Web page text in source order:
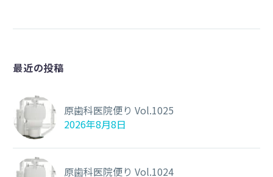
最近の投稿
原歯科医院便り Vol.1025
2026年8月8日
原歯科医院便り Vol.1024